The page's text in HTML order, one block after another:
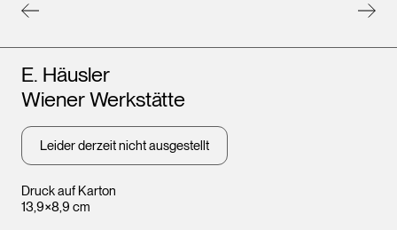
Leopold Museum,
Wien
Druck auf Karton
13,9×8,9 cm
Künstler*innen
E. Häusler
Wiener Werkstätte
Leider derzeit nicht ausgestellt